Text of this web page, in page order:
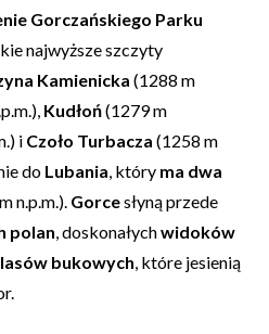
Gorczańskiego Parku
najwyższe szczyty
Kamienicka (1288 m
Kudłoń(1279 m
i Czoło Turbacza (1258 m
do Lubania, który ma dwa
n.p.m.). Gorcesłyną przede
polan, doskonałychwidoków
lasów bukowych, które jesienią